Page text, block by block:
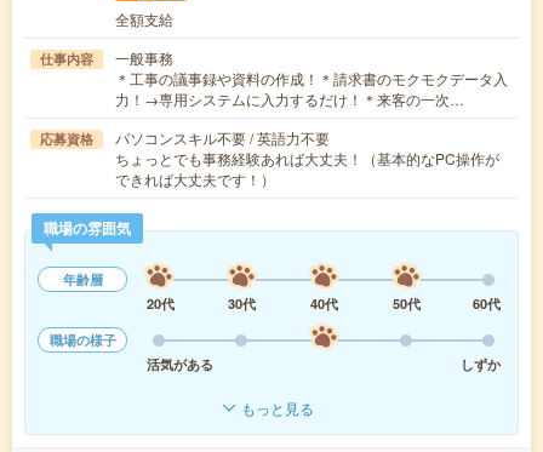
全額支給
仕事内容
一般事務
＊工事の議事録や資料の作成！＊請求書のモクモクデータ入
力！→専用システムに入力するだけ！＊来客の一次…
応募資格
パソコンスキル不要 / 英語力不要
ちょっとでも事務経験あれば大丈夫！（基本的なPC操作が
できれば大丈夫です！）
職場の雰囲気
年齢層
20代
30代 40代 50代
60代
職場の様子
活気がある
しずか
もっと見る